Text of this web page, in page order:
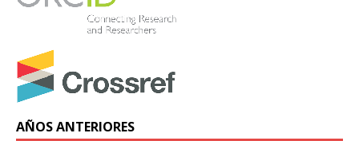
AÑOS ANTERIORES